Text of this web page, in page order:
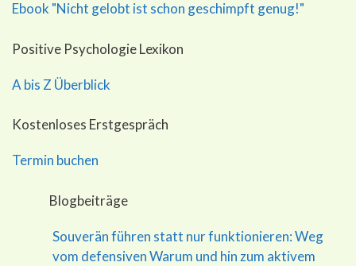
Ebook "Nicht gelobt ist schon geschimpft genug!"
Positive Psychologie Lexikon
A bis Z Überblick
Kostenloses Erstgespräch
Termin buchen
Blogbeiträge
Souverän führen statt nur funktionieren: Weg
vom defensiven Warum und hin zum aktivem